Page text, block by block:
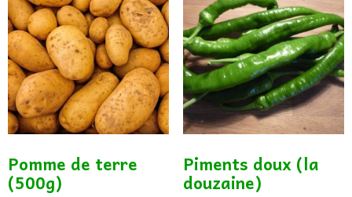
Pomme de terre
(500g)
Piments doux (la
douzaine)